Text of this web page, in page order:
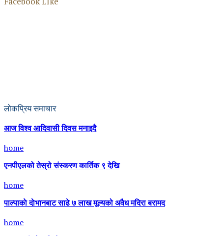
लोकप्रिय समाचार
आज विश्व आदिवासी दिवस मनाइदै
home
एनपीएलको तेस्रो संस्करण कार्तिक ९ देखि
home
पाल्पाकाे दाेभानबाट साढे ७ लाख मूल्यको अवैध मदिरा बरामद
home